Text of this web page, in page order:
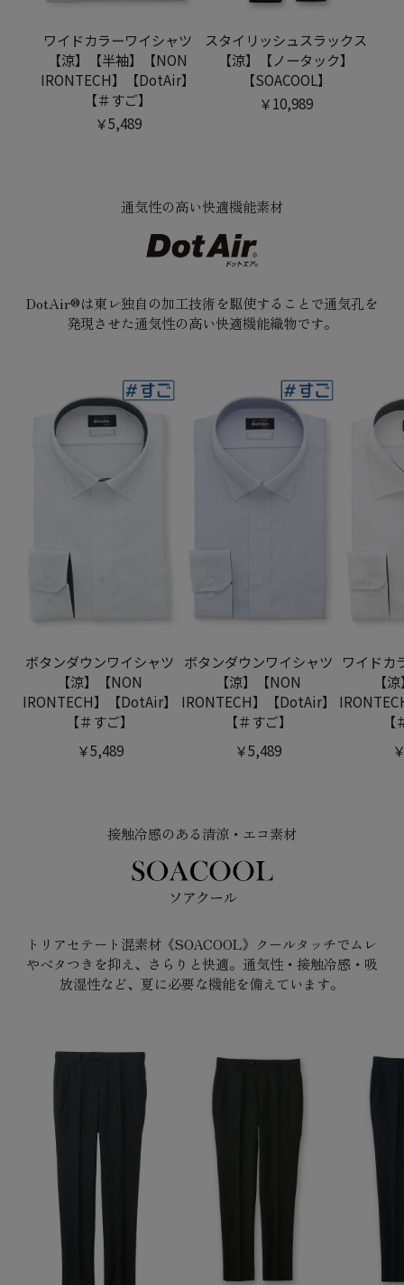
ワイドカラーワイシャツ
【涼】【半袖】【NON
IRONTECH】【DotAir】
【＃すご】
￥5,489
スタイリッシュスラックス
【涼】【ノータック】
【SOACOOL】
￥10,989
通気性の高い快適機能素材
DotAir®は東レ独自の加工技術を駆使することで通気孔を
発現させた通気性の高い快適機能織物です。
ボタンダウンワイシャツ
【涼】【NON
IRONTECH】【DotAir】
【＃すご】
￥5,489
ボタンダウンワイシャツ
【涼】【NON
IRONTECH】【DotAir】
【＃すご】
￥5,489
ワイドカ
【
接触冷感のある清涼・エコ素材
トリアセテート混素材《SOACOOL》 クールタッチでムレ
やベタつきを抑え、さらりと快適。通気性・接触冷感・吸
放湿性など、夏に必要な機能を備えています。